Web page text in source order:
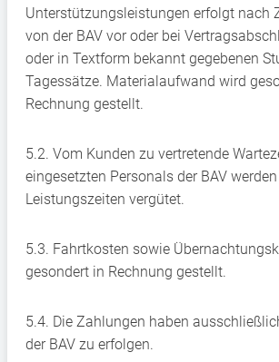
Unterstützungsleistungen erfolgt nach
von der BAV vor oder bei
oder in Textform bekannt gegebenen
Tagessätze. Materialaufwand wird
Rechnung gestellt.
5.2. Vom Kunden zu vertretende
eingesetzten Personals der BAV
Leistungszeiten vergütet.
5.3. Fahrtkosten sowie
gesondert in Rechnung gestellt.
5.4. Die Zahlungen haben
der BAV zu erfolgen.